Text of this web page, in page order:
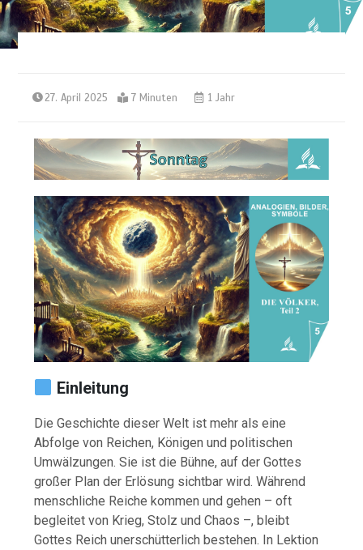
27. April 2025 7 Minuten 1 Jahr
Einleitung
Die Geschichte dieser Welt ist mehr als eine
Abfolge von Reichen, Königen und politischen
Umwälzungen. Sie ist die Bühne, auf der Gottes
großer Plan der Erlösung sichtbar wird. Während
menschliche Reiche kommen und gehen – oft
begleitet von Krieg, Stolz und Chaos –, bleibt
Gottes Reich unerschütterlich bestehen. In Lektion